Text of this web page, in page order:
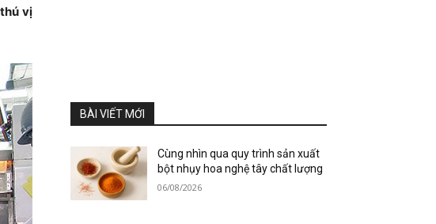
vị
BÀI VIẾT MỚI
Cùng nhìn qua quy trình sản xuất
bột nhụy hoa nghệ tây chất lượng
06/08/2026